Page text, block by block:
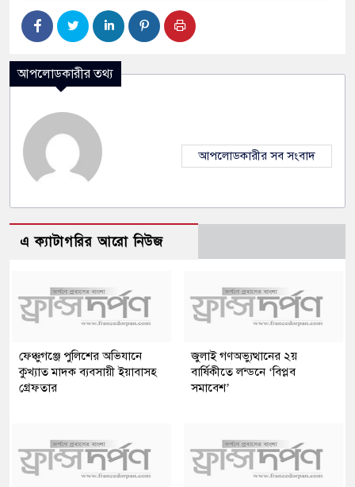
আপলোডকারীর তথ্য
আপলোডকারীর সব সংবাদ
এ ক্যাটাগরির আরো নিউজ
ফেঞ্চুগঞ্জে পুলিশের অভিযানে
কুখ্যাত মাদক ব্যবসায়ী ইয়াবাসহ
গ্রেফতার
জুলাই গণঅভ্যুত্থানের ২য়
বার্ষিকীতে লন্ডনে ‘বিপ্লব
সমাবেশ’